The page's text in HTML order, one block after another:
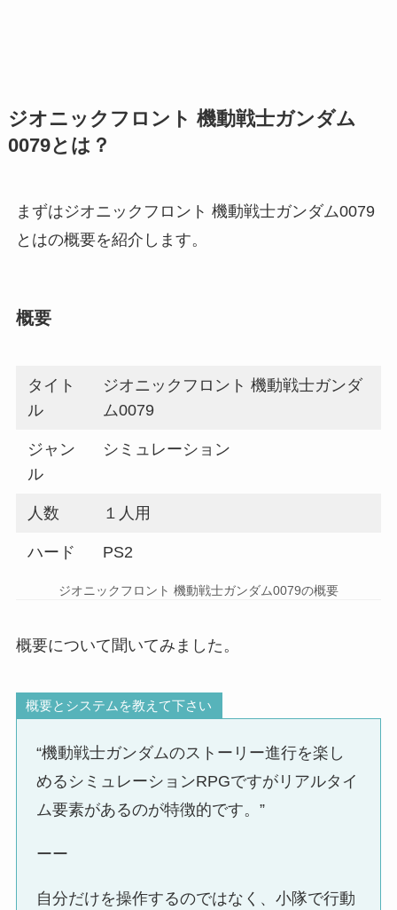
ジオニックフロント 機動戦士ガンダム
0079とは？
まずはジオニックフロント 機動戦士ガンダム0079
とはの概要を紹介します。
概要
タイト
ル
ジオニックフロント 機動戦士ガンダ
ム0079
ジャン
ル
シミュレーション
人数 １人用
ハード PS2
ジオニックフロント 機動戦士ガンダム0079の概要
概要について聞いてみました。
概要とシステムを教えて下さい
“機動戦士ガンダムのストーリー進行を楽し
めるシミュレーションRPGですがリアルタイ
ム要素があるのが特徴的です。”
ーー
自分だけを操作するのではなく、小隊で行動